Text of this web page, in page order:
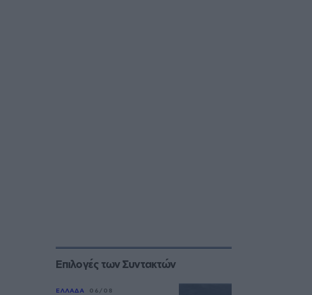
Επιλογές των Συντακτών
ΕΛΛΑΔΑ 06/08